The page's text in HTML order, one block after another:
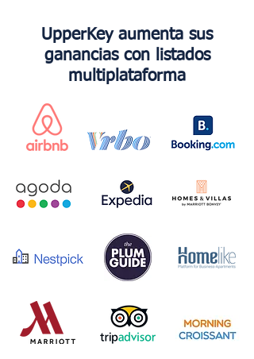
UpperKey aumenta sus
ganancias con listados
multiplataforma